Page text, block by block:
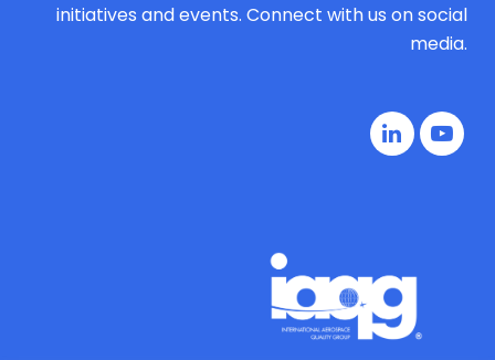
initiatives and events. Connect with us on social
media.